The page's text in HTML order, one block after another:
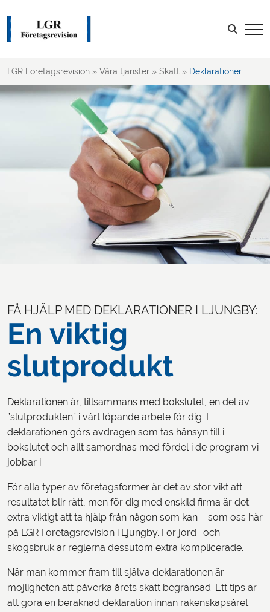
Ägarledda företag
Företagsbeskattning
Deklarationer
Rådgivning
Sök efter:
LGR Företagsrevision » Våra tjänster » Skatt » Deklarationer
FÅ HJÄLP MED DEKLARATIONER I LJUNGBY:
En viktig
slutprodukt
Deklarationen är, tillsammans med bokslutet, en del av
”slutprodukten” i vårt löpande arbete för dig. I
deklarationen görs avdragen som tas hänsyn till i
bokslutet och allt samordnas med fördel i de program vi
jobbar i.
För alla typer av företagsformer är det av stor vikt att
resultatet blir rätt, men för dig med enskild firma är det
extra viktigt att ta hjälp från någon som kan – som oss här
på LGR Företagsrevision i Ljungby. För jord- och
skogsbruk är reglerna dessutom extra komplicerade.
När man kommer fram till själva deklarationen är
möjligheten att påverka årets skatt begränsad. Ett tips är
att göra en beräknad deklaration innan räkenskapsåret